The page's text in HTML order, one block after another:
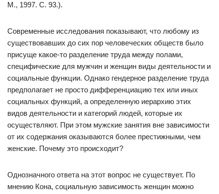
М., 1997. С. 93.).
Современные исследования показывают, что любому из
существовавших до сих пор человеческих обществ было
присуще какое-то разделение труда между полами,
специфические для мужчин и женщин виды деятельности и
социальные функции. Однако гендерное разделение труда
предполагает не просто дифференциацию тех или иных
социальных функций, а определенную иерархию этих
видов деятельности и категорий людей, которые их
осуществляют. При этом мужские занятия вне зависимости
от их содержания оказываются более престижными, чем
женские. Почему это происходит?
Однозначного ответа на этот вопрос не существует. По
мнению Кона, социальную зависимость женщин можно